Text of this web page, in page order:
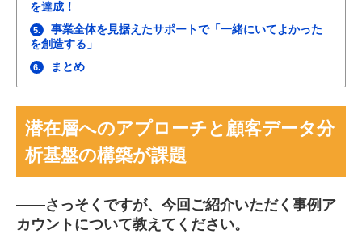
を達成！
5.
事業全体を見据えたサポートで「一緒にいてよかった
を創造する」
6. まとめ
潜在層へのアプローチと顧客データ分
析基盤の構築が課題
――さっそくですが、今回ご紹介いただく事例ア
カウントについて教えてください。